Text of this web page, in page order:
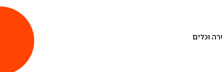
וכלים